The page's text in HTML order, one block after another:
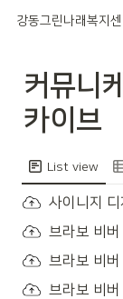
커뮤니
카이브
List view
사이니지 디
브라보 비
브라보 비
브라보 비